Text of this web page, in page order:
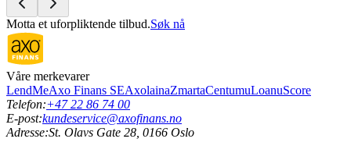
Motta et uforpliktende tilbud.Søk nå
Våre merkevarer
LendMeAxo Finans SEAxolainaZmartaCentumuLoanuScore
Telefon:+47 22 86 74 00
E-post:kundeservice@axofinans.no
Adresse:St. Olavs Gate 28, 0166 Oslo